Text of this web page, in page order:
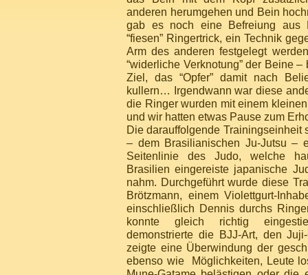
anderen herumgehen und Bein
gab es noch eine Befreiung aus
“fiesen” Ringertrick, ein Technik
Arm des anderen festgelegt
“widerliche Verknotung” der Beine
Ziel, das “Opfer” damit nach
kullern… Irgendwann war diese
die Ringer wurden mit einem
und wir hatten etwas Pause zum
Die darauffolgende Trainingseinheit
– dem Brasilianischen Ju-Jutsu –
Seitenlinie des Judo, welche
Brasilien eingereiste japanische
nahm. Durchgeführt wurde diese
Brötzmann, einem Violettgurt-
einschließlich Dennis durchs
konnte gleich richtig
demonstrierte die BJJ-Art, den
zeigte eine Überwindung der
ebenso wie Möglichkeiten, Leute